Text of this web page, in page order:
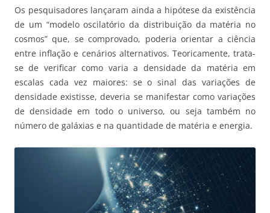
Os pesquisadores lançaram ainda a hipótese da existência
de um “modelo oscilatório da distribuição da matéria no
cosmos” que, se comprovado, poderia orientar a ciência
entre inflação e cenários alternativos. Teoricamente, trata-
se de verificar como varia a densidade da matéria em
escalas cada vez maiores: se o sinal das variações de
densidade existisse, deveria se manifestar como variações
de densidade em todo o universo, ou seja também no
número de galáxias e na quantidade de matéria e energia.